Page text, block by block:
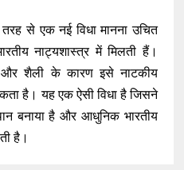
से एक नई विधा मानना उचित
नाट्यशास्त्र में मिलती हैं।
और शैली के कारण इसे नाटकीय
है। यह एक ऐसी विधा है जिसने
बनाया है और आधुनिक भारतीय
है।